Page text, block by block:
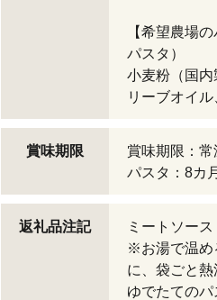
【希望農場
パスタ）
小麦粉（国
リーブオイ
賞味期限
賞味期限：
パスタ：8カ月
返礼品注記
ミートソース
※お湯で温め
に、袋ごと熱
ゆでたてのパ